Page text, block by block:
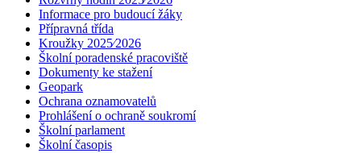
Informace pro budoucí žáky
Přípravná třída
Kroužky 2025⁄2026
Školní poradenské pracoviště
Dokumenty ke stažení
Geopark
Ochrana oznamovatelů
Prohlášení o ochraně soukromí
Školní parlament
Školní časopis